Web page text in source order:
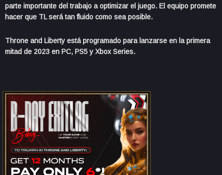
parte importante del trabajo a optimizar el juego. El equipo promete
hacer que TL será tan fluido como sea posible.
Throne and Liberty está programado para lanzarse en la primera
mitad de 2023 en PC, PS5 y Xbox Series.